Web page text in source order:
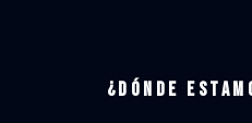
¿Dónde